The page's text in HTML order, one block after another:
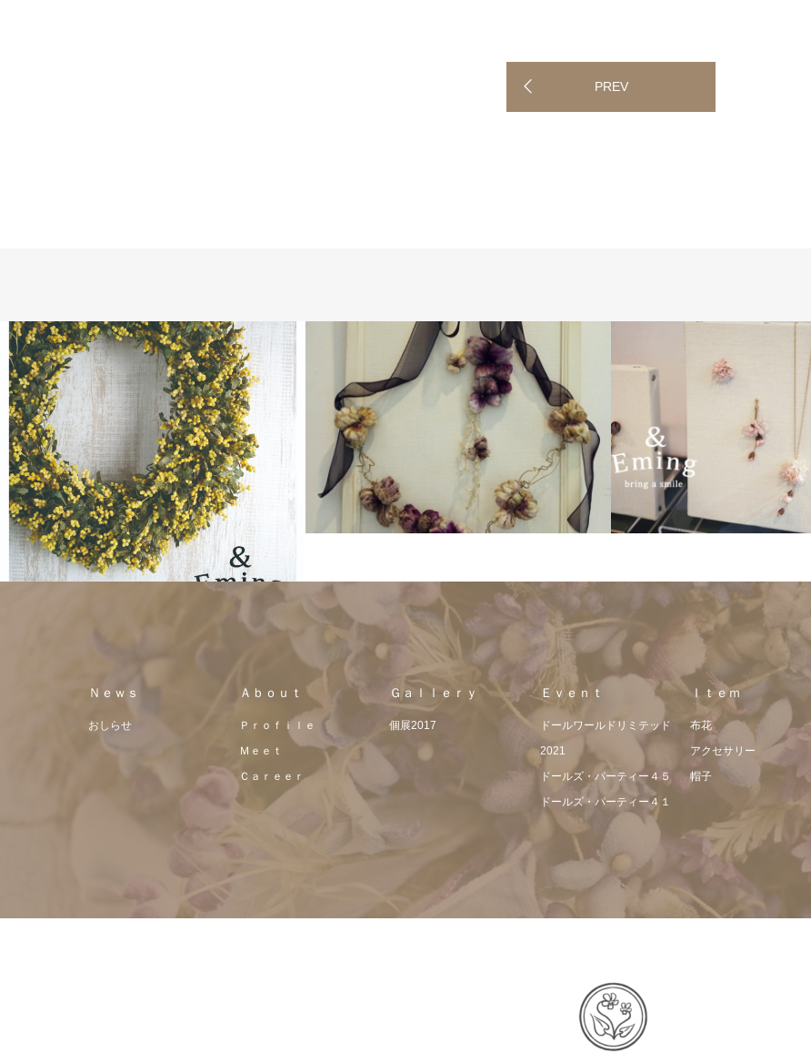
PREV
Ｎｅｗｓ
おしらせ
Ａｂｏｕｔ
Ｐｒｏｆｉｌｅ
Ｍｅｅｔ
Ｃａｒｅｅｒ
Ｇａｌｌｅｒｙ
個展2017
Ｅｖｅｎｔ
ドールワールドリミテッド
2021
ドールズ・パーティー４５
ドールズ・パーティー４１
Ｉｔｅｍ
布花
アクセサリー
帽子